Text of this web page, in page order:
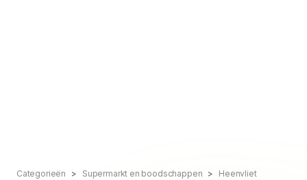
Categorieën Supermarkt en boodschappen
Heenvliet